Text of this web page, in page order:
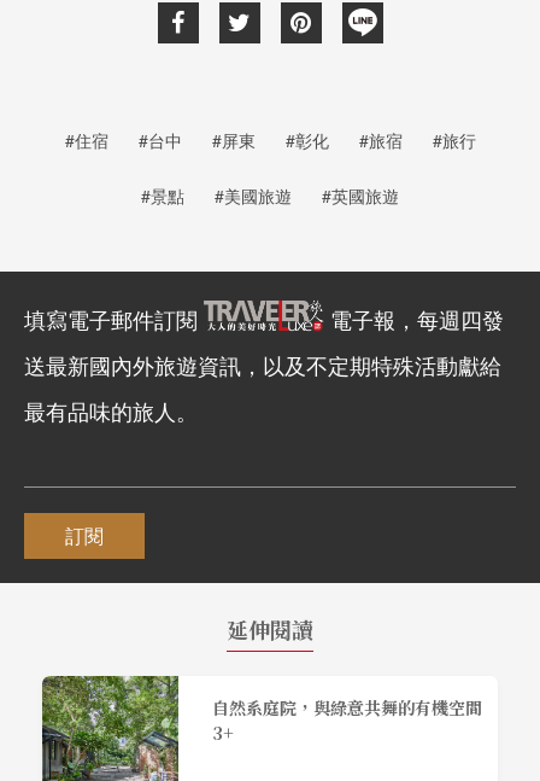
#住宿 #台中 #屏東 #彰化 #旅宿 #旅行
#景點 #美國旅遊 #英國旅遊
填寫電子郵件訂閱
電子報，每週四發
送最新國內外旅遊資訊，以及不定期特殊活動獻給
最有品味的旅人。
訂閱
延伸閱讀
自然系庭院，與綠意共舞的有機空間
3+